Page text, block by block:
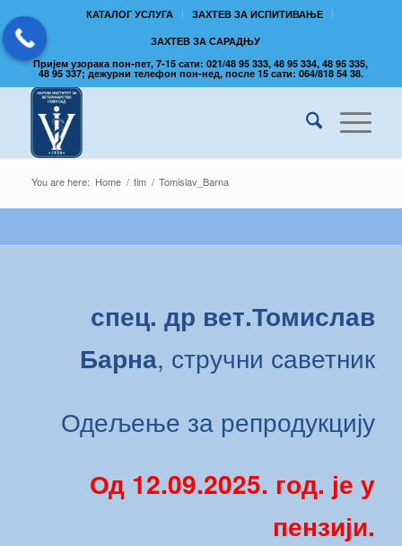
КАТАЛОГ УСЛУГА
ЗАХТЕВ ЗА ИСПИТИВАЊЕ
ЗАХТЕВ ЗА САРАДЊУ
Пријем узорака пон-пет, 7-15 сати: 021/48 95 333, 48 95 334, 48 95 335,
48 95 337; дежурни телефон пон-нед, после 15 сати: 064/818 54 38.
You are here: Home / tim / Tomislav_Barna
спец. др вет.Томислав
Барна, стручни саветник
Одељење за репродукцију
Од 12.09.2025. год. је у
пензији.